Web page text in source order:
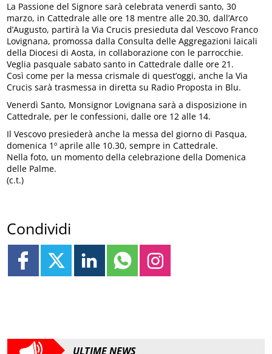
La Passione del Signore sarà celebrata venerdì santo, 30
marzo, in Cattedrale alle ore 18 mentre alle 20.30, dall’Arco
d’Augusto, partirà la Via Crucis presieduta dal Vescovo Franco
Lovignana, promossa dalla Consulta delle Aggregazioni laicali
della Diocesi di Aosta, in collaborazione con le parrocchie.
Veglia pasquale sabato santo in Cattedrale dalle ore 21.
Così come per la messa crismale di quest’oggi, anche la Via
Crucis sarà trasmessa in diretta su Radio Proposta in Blu.
Venerdì Santo, Monsignor Lovignana sarà a disposizione in
Cattedrale, per le confessioni, dalle ore 12 alle 14.
Il Vescovo presiederà anche la messa del giorno di Pasqua,
domenica 1º aprile alle 10.30, sempre in Cattedrale.
Nella foto, un momento della celebrazione della Domenica
delle Palme.
(c.t.)
Condividi
ULTIME NEWS